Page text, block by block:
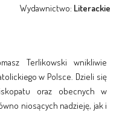
Wydawnictwo: Literackie
Terlikowski wnikliwie
w Polsce. Dzieli się
oraz obecnych w
niosących nadzieję, jak i